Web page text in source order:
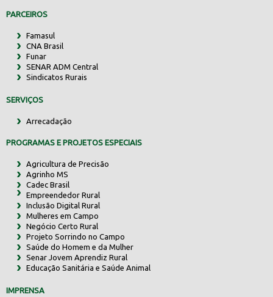
PARCEIROS
Famasul
CNA Brasil
Funar
SENAR ADM Central
Sindicatos Rurais
SERVIÇOS
Arrecadação
PROGRAMAS E PROJETOS ESPECIAIS
Agricultura de Precisão
Agrinho MS
Cadec Brasil
Empreendedor Rural
Inclusão Digital Rural
Mulheres em Campo
Negócio Certo Rural
Projeto Sorrindo no Campo
Saúde do Homem e da Mulher
Senar Jovem Aprendiz Rural
Educação Sanitária e Saúde Animal
IMPRENSA